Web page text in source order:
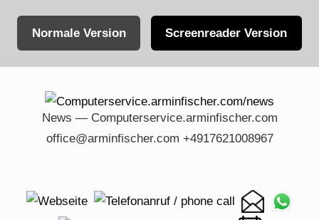
Normale Version Screenreader Version
content
News — Computerservice.arminfischer.com
office@arminfischer.com +4917621008967